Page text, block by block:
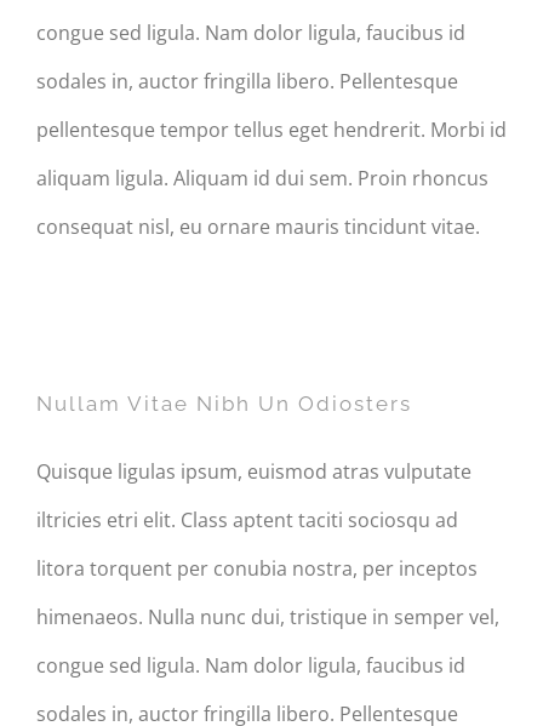
congue sed ligula. Nam dolor ligula, faucibus id
sodales in, auctor fringilla libero. Pellentesque
pellentesque tempor tellus eget hendrerit. Morbi id
aliquam ligula. Aliquam id dui sem. Proin rhoncus
consequat nisl, eu ornare mauris tincidunt vitae.
Nullam Vitae Nibh Un Odiosters
Quisque ligulas ipsum, euismod atras vulputate
iltricies etri elit. Class aptent taciti sociosqu ad
litora torquent per conubia nostra, per inceptos
himenaeos. Nulla nunc dui, tristique in semper vel,
congue sed ligula. Nam dolor ligula, faucibus id
sodales in, auctor fringilla libero. Pellentesque